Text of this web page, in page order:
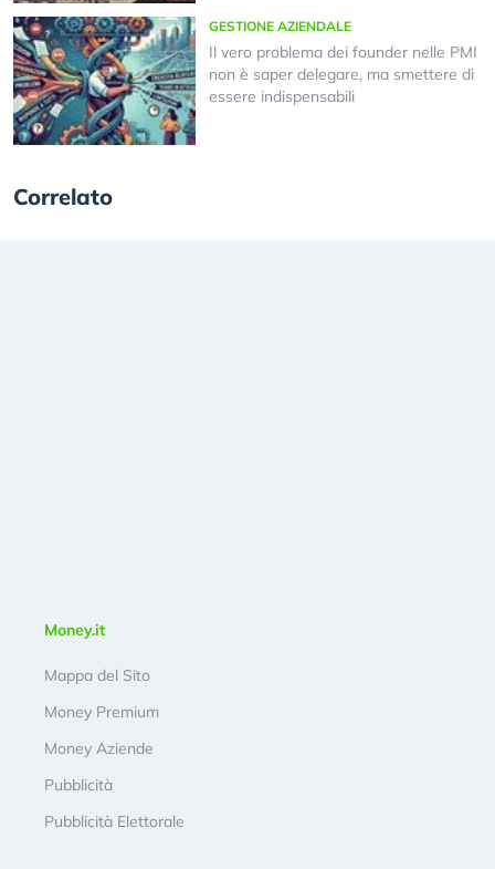
GESTIONE AZIENDALE
Il vero problema dei founder nelle PMI
non è saper delegare, ma smettere di
essere indispensabili
Correlato
Money.it
Mappa del Sito
Money Premium
Money Aziende
Pubblicità
Pubblicità Elettorale